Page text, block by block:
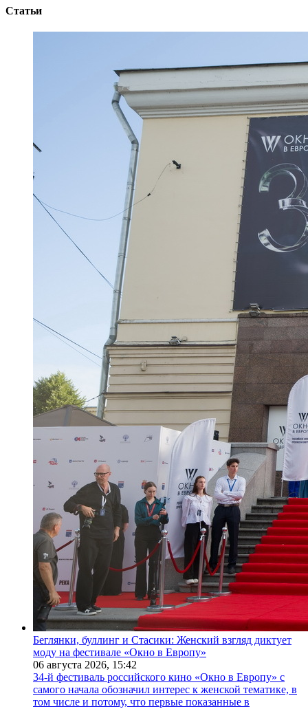
Статьи
Беглянки, буллинг и Стасики: Женский взгляд диктует
моду на фестивале «Окно в Европу»
06 августа 2026, 15:42
34-й фестиваль российского кино «Окно в Европу» с
самого начала обозначил интерес к женской тематике, в
том числе и потому, что первые показанные в